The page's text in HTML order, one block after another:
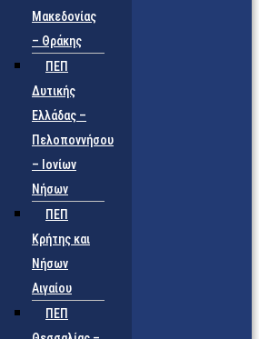
Μακεδονίας
– Θράκης
ΠΕΠ
Δυτικής
Ελλάδας –
Πελοποννήσου
– Ιονίων
Νήσων
ΠΕΠ
Κρήτης και
Νήσων
Αιγαίου
ΠΕΠ